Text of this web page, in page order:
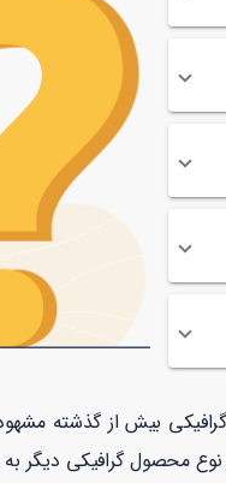
گرافیکی بیش از گذشته
نوع محصول گرافیکی دیگر